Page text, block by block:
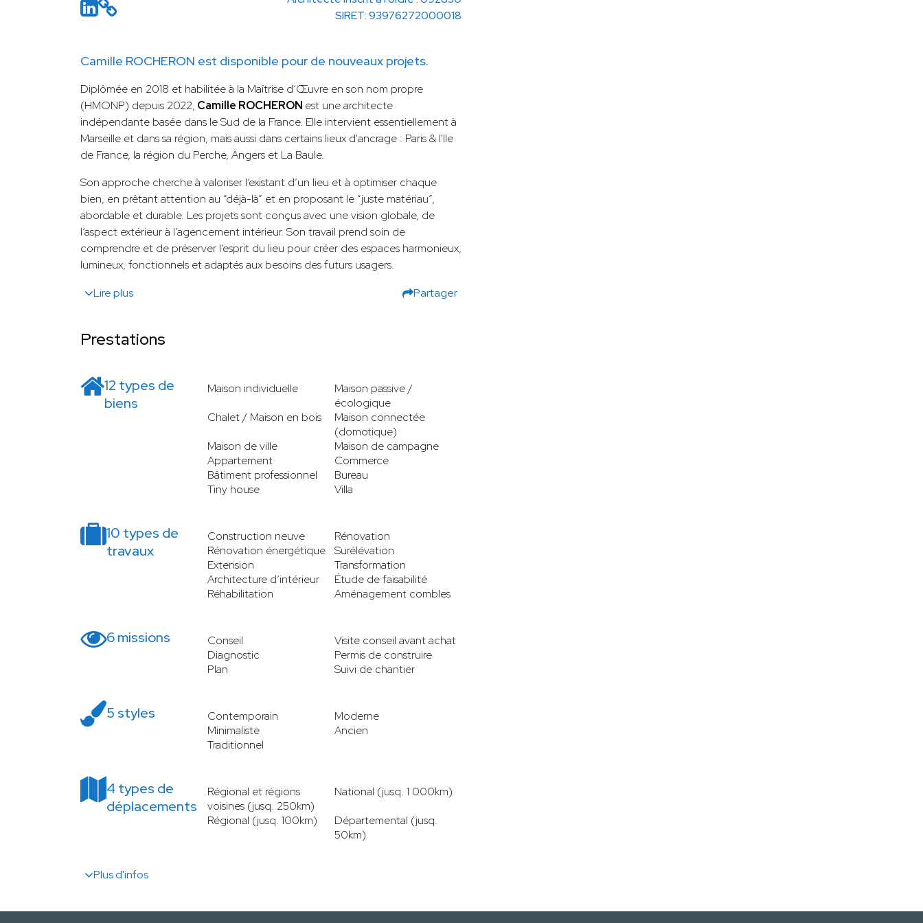
SIRET: 93976272000018
Camille ROCHERON est disponible pour de nouveaux projets.
Diplômée en 2018 et habilitée à la Maîtrise d’Œuvre en son nom propre
(HMONP) depuis 2022, Camille ROCHERON est une architecte
indépendante basée dans le Sud de la France. Elle intervient essentiellement à
Marseille et dans sa région, mais aussi dans certains lieux d'ancrage : Paris & l'Ile
de France, la région du Perche, Angers et La Baule.
Son approche cherche à valoriser l’existant d’un lieu et à optimiser chaque
bien, en prêtant attention au “déjà-là” et en proposant le “juste matériau”,
abordable et durable. Les projets sont conçus avec une vision globale, de
l’aspect extérieur à l’agencement intérieur. Son travail prend soin de
comprendre et de préserver l’esprit du lieu pour créer des espaces harmonieux,
lumineux, fonctionnels et adaptés aux besoins des futurs usagers.
Lire plus
Partager
Prestations
12 types de
biens
Maison individuelle
Maison passive /
écologique
Chalet / Maison en bois
Maison connectée
(domotique)
Maison de ville
Maison de campagne
Appartement
Commerce
Bâtiment professionnel
Bureau
Tiny house
Villa
10 types de
travaux
Construction neuve
Rénovation
Rénovation énergétique
Surélévation
Extension
Transformation
Architecture d’intérieur
Étude de faisabilité
Réhabilitation
Aménagement combles
6 missions Conseil
Visite conseil avant achat
Diagnostic
Permis de construire
Plan
Suivi de chantier
5 styles Contemporain
Moderne
Minimaliste
Ancien
Traditionnel
4 types de
déplacements
Régional et régions
voisines (jusq. 250km)
National (jusq. 1 000km)
Régional (jusq. 100km)
Départemental (jusq.
50km)
Plus d'infos